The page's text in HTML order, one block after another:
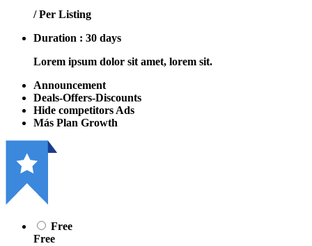
/ Per Listing
Duration : 30 days
Lorem ipsum dolor sit amet, lorem sit.
Announcement
Deals-Offers-Discounts
Hide competitors Ads
Más Plan Growth
Free
Free